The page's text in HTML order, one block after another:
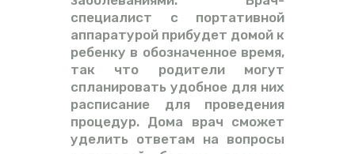
специалист с портативной
аппаратурой прибудет домой к
ребенку в обозначенное время,
так что родители могут
спланировать удобное для них
расписание для проведения
процедур. Дома врач сможет
уделить ответам на вопросы